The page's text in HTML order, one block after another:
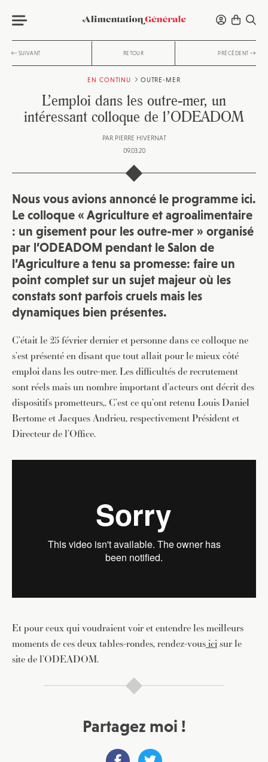
SUIVANT RETOUR PRÉCÉDENT
EN CONTINU OUTRE-MER
L’emploi dans les outre-mer, un
intéressant colloque de l’ODEADOM
PAR PIERRE HIVERNAT
09.03.20
Nous vous avions annoncé le programme ici.
Le colloque « Agriculture et agroalimentaire
: un gisement pour les outre-mer » organisé
par l’ODEADOM pendant le Salon de
l’Agriculture a tenu sa promesse: faire un
point complet sur un sujet majeur où les
constats sont parfois cruels mais les
dynamiques bien présentes.
C’était le 25 février dernier et personne dans ce colloque ne
s’est présenté en disant que tout allait pour le mieux côté
emploi dans les outre-mer. Les difficultés de recrutement
sont réels mais un nombre important d’acteurs ont décrit des
dispositifs prometteurs,. C’est ce qu’ont retenuLouis Daniel
Bertome et Jacques Andrieu, respectivement Président et
Directeur de l’Office.
Et pour ceux qui voudraient voir et entendre les meilleurs
moments de ces deux tables-rondes, rendez-vousicisur le
site de l’ODEADOM.
Partagez moi !